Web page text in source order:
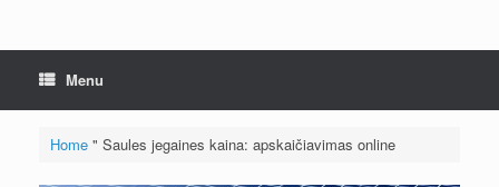
Menu
Home" Saules jegaines kaina: apskaičiavimas online